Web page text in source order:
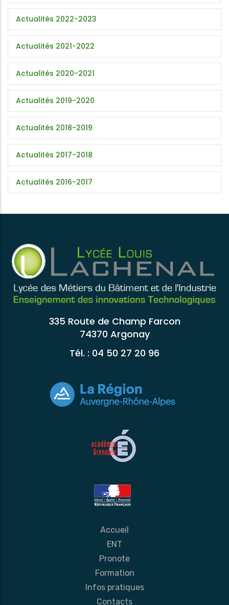
Actualités 2022-2023
Actualités 2021-2022
Actualités 2020-2021
Actualités 2019-2020
Actualités 2018-2019
Actualités 2017-2018
Actualités 2016-2017
335 Route de Champ Farcon
74370 Argonay
Tél. : 04 50 27 20 96
Accueil
ENT
Pronote
Formation
Infos pratiques
Contacts